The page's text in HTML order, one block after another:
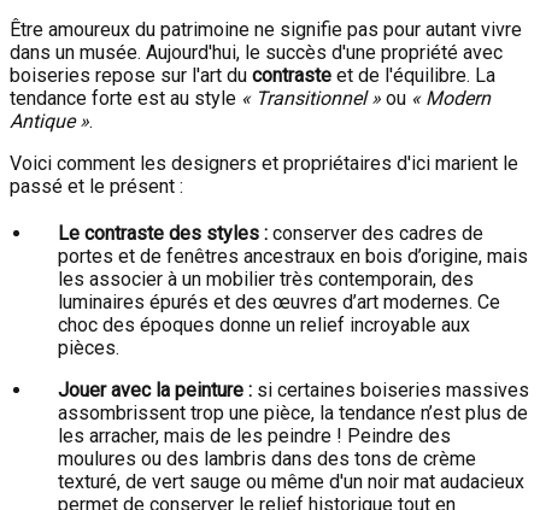
Être amoureux du patrimoine ne signifie pas pour autant vivre
dans un musée. Aujourd'hui, le succès d'une propriété avec
boiseries repose sur l'art du contraste et de l'équilibre. La
tendance forte est au style « Transitionnel » ou « Modern
Antique ».
Voici comment les designers et propriétaires d'ici marient le
passé et le présent :
Le contraste des styles : conserver des cadres de
portes et de fenêtres ancestraux en bois d’origine, mais
les associer à un mobilier très contemporain, des
luminaires épurés et des œuvres d’art modernes. Ce
choc des époques donne un relief incroyable aux
pièces.
Jouer avec la peinture : si certaines boiseries massives
assombrissent trop une pièce, la tendance n’est plus de
les arracher, mais de les peindre ! Peindre des
moulures ou des lambris dans des tons de crème
texturé, de vert sauge ou même d'un noir mat audacieux
permet de conserver le relief historique tout en